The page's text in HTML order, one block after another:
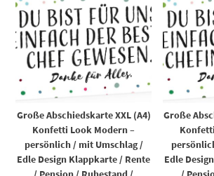
Große Abschiedskarte XXL (A4)
Konfetti Look Modern –
persönlich / mit Umschlag /
Edle Design Klappkarte / Rente
Große
Edle